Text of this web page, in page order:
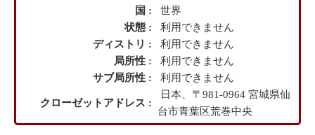
国 :
世界
状態 :
利用できません
ディストリ :
利用できません
局所性 :
利用できません
サブ局所性 :
利用できません
クローゼットアドレス :
日本、〒981-0964 宮城県仙
台市青葉区荒巻中央